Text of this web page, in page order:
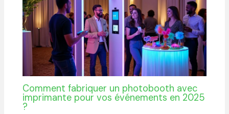
Comment fabriquer un photobooth avec
imprimante pour vos événements en 2025
?